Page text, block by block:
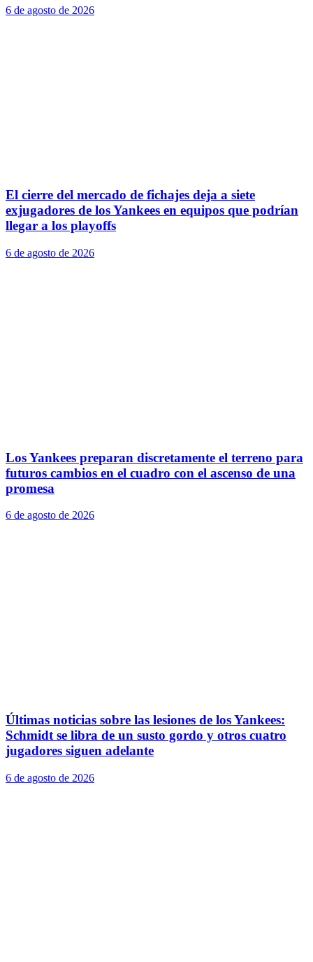
6 de agosto de 2026
El cierre del mercado de fichajes deja a siete
exjugadores de los Yankees en equipos que podrían
llegar a los playoffs
6 de agosto de 2026
Los Yankees preparan discretamente el terreno para
futuros cambios en el cuadro con el ascenso de una
promesa
6 de agosto de 2026
Últimas noticias sobre las lesiones de los Yankees:
Schmidt se libra de un susto gordo y otros cuatro
jugadores siguen adelante
6 de agosto de 2026